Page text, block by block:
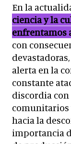
En la
ciencia y la
enfrentamos
con
alerta en la
constante
discordia
comunitarios
hacia la
importancia